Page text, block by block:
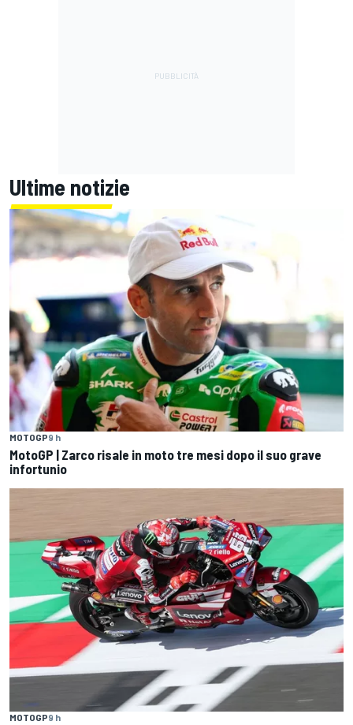
Ultime notizie
MOTOGP9 h
MotoGP | Zarco risale in moto tre mesi dopo il suo grave
infortunio
MOTOGP9 h